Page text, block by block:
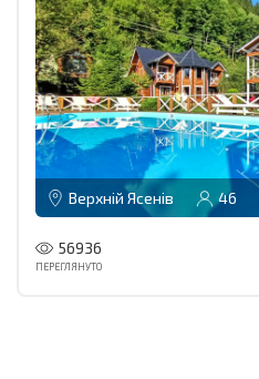
Верхній Ясенів 46
56936
ПЕРЕГЛЯНУТО